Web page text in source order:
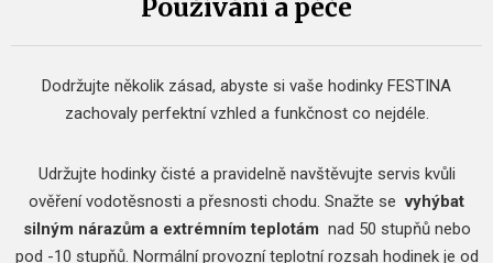
Používání a péče
Dodržujte několik zásad, abyste si vaše hodinky FESTINA
zachovaly perfektní vzhled a funkčnost co nejdéle.
Udržujte hodinky čisté a pravidelně navštěvujte servis kvůli
ověření vodotěsnosti a přesnosti chodu. Snažte sevyhýbat
silným nárazům a extrémním teplotám nad 50 stupňů nebo
pod -10 stupňů. Normální provozní teplotní rozsah hodinek je od